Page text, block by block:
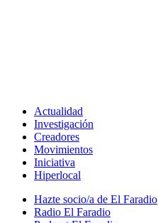
Actualidad
Investigación
Creadores
Movimientos
Iniciativa
Hiperlocal
Hazte socio/a de El Faradio
Radio El Faradio